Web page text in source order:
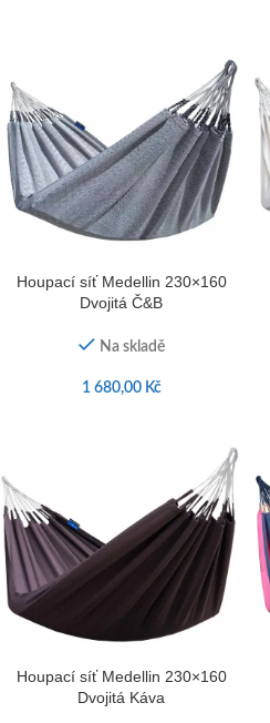
Houpací síť Medellin 230×160
Dvojitá Č&B
Na skladě
1 680,00 Kč
Houpací síť Medellin 230×160
Dvojitá Káva